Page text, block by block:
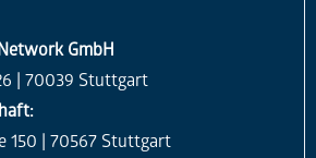
GmbH
| 70039 Stuttgart
150 | 70567 Stuttgart